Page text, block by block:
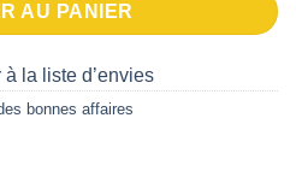
AU PANIER
la liste d’envies
bonnes affaires